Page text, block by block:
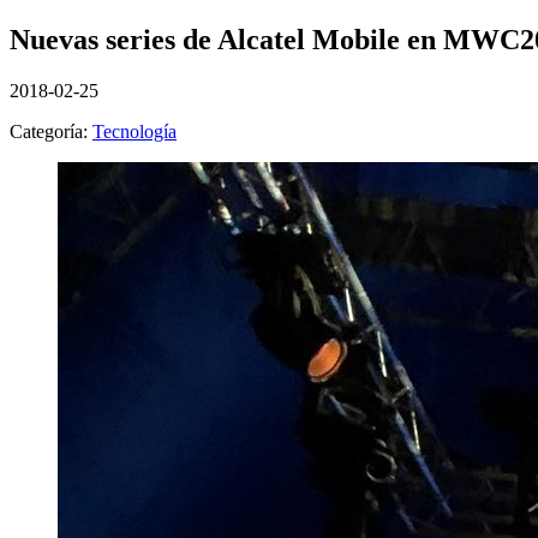
Nuevas series de Alcatel Mobile en
2018-02-25
Categoría: Tecnología